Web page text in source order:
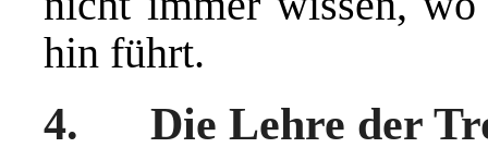
hin führt.
4. Die Lehre der